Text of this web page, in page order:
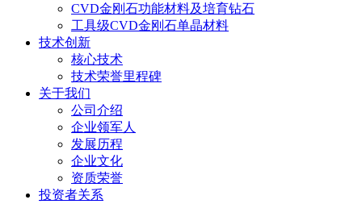
CVD金刚石功能材料及培育钻石
工具级CVD金刚石单晶材料
技术创新
核心技术
技术荣誉里程碑
关于我们
公司介绍
企业领军人
发展历程
企业文化
资质荣誉
投资者关系